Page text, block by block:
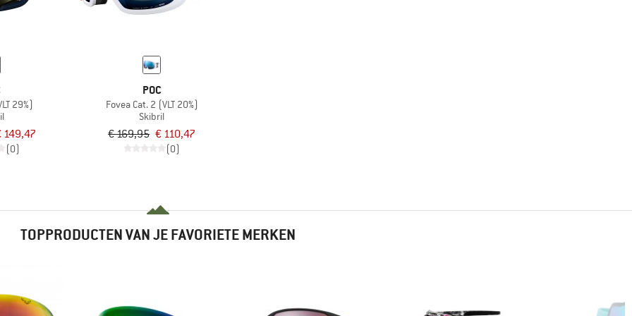
29%)
149,47
(0)
POC
Fovea Cat. 2 (VLT 20%)
Skibril
€ 169,95 € 110,47
(0)
TOPPRODUCTEN VAN JE FAVORIETE MERKEN